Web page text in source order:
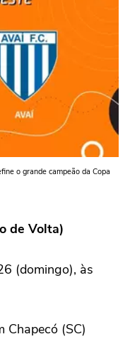
o grande campeão da Copa
de Volta)
(domingo), às
Chapecó (SC)